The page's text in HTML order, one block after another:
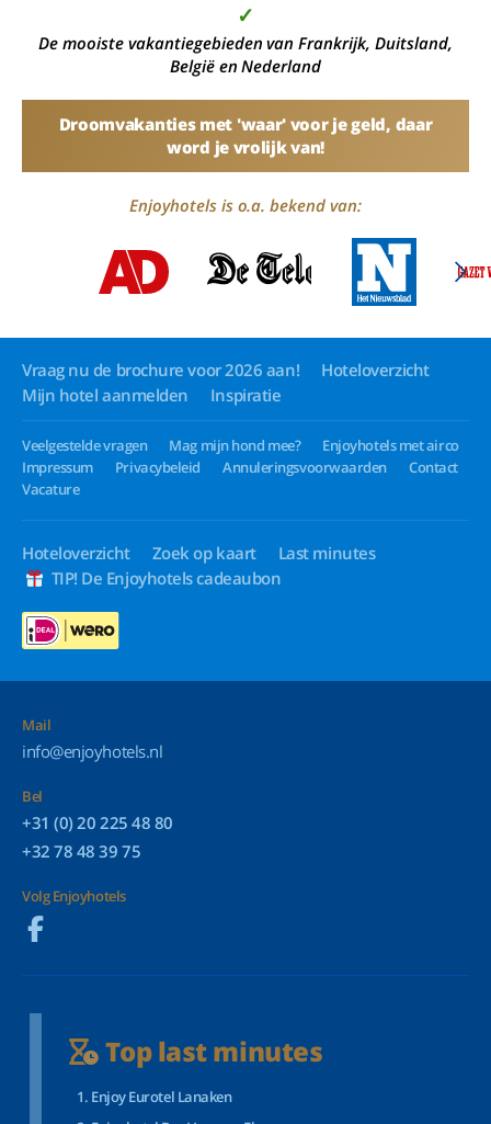
✓
De mooiste vakantiegebieden van Frankrijk, Duitsland,
België en Nederland
Droomvakanties met 'waar' voor je geld, daar
word je vrolijk van!
Enjoyhotels is o.a. bekend van:
Vraag nu de brochure voor 2026 aan!
Hoteloverzicht
Mijn hotel aanmelden
Inspiratie
Veelgestelde vragen Mag mijn hond mee?
Enjoyhotels met airco
Impressum
Privacybeleid Annuleringsvoorwaarden
Contact
Vacature
Hoteloverzicht Zoek op kaart
Last minutes
TIP! De Enjoyhotels cadeaubon
Mail
info@enjoyhotels.nl
Bel
+31 (0) 20 225 48 80
+32 78 48 39 75
Volg Enjoyhotels
Top last minutes
Enjoy Eurotel Lanaken